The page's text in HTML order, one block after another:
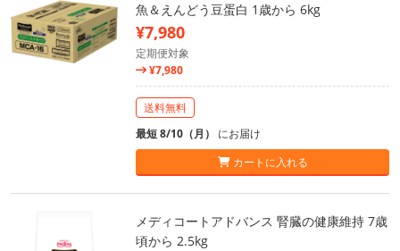
魚＆えんどう豆蛋白 1歳から 6kg
¥7,980
定期便対象
¥7,980
送料無料
最短 8/10（月） にお届け
カートに入れる
メディコートアドバンス 腎臓の健康維持 7歳
頃から 2.5kg